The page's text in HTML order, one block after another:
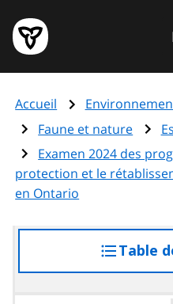
au
contenu
principal
Page
d'accueil
de
l'Ontario
Accueil
Faune et nature
Examen 2024 des
protection et le
en Ontario
Table